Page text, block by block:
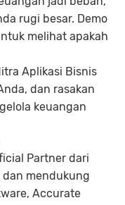
rugi besar. Demo
melihat apakah
Aplikasi Bisnis
dan rasakan
keuangan
Partner dari
dan mendukung
Accurate